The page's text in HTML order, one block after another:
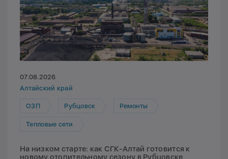
07.08.2026
Алтайский край
ОЗП Рубцовск Ремонты
Тепловые сети
На низком старте: как СГК-Алтай готовится к
новому отопительному сезону в Рубцовске